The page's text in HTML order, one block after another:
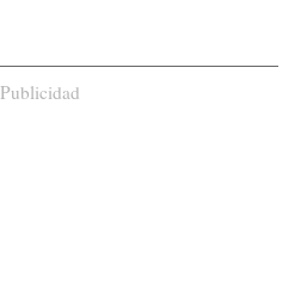
Publicidad